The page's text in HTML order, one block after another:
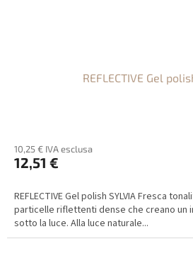
REFLECTIVE Gel
10,25 € IVA esclusa
12,51 €
REFLECTIVE Gel polish SYLVIA Fresca
particelle riflettenti dense che creano un
sotto la luce. Alla luce naturale...